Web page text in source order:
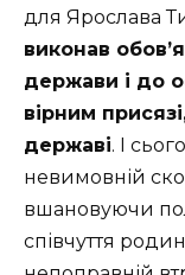
для Ярослава
виконав
держави і до
вірним
державі. І
невимовній
вшановуючи
співчуття